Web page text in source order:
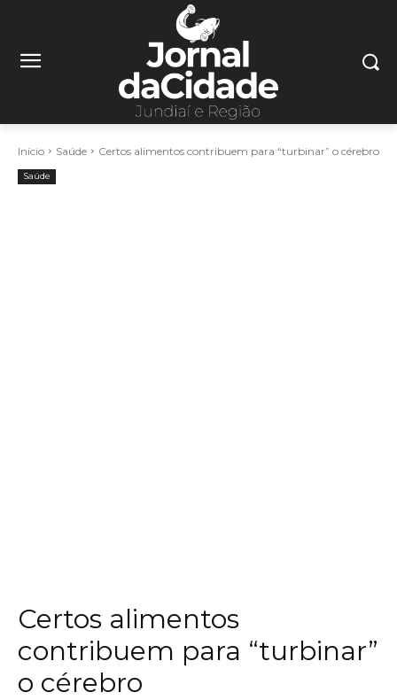
Início Saúde Certos alimentos contribuem para “turbinar” o cérebro
Saúde
Certos alimentos
contribuem para “turbinar”
o cérebro